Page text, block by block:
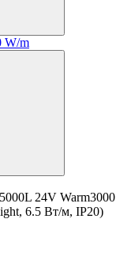
W/m
24V Warm3000
6.5 Вт/м, IP20)